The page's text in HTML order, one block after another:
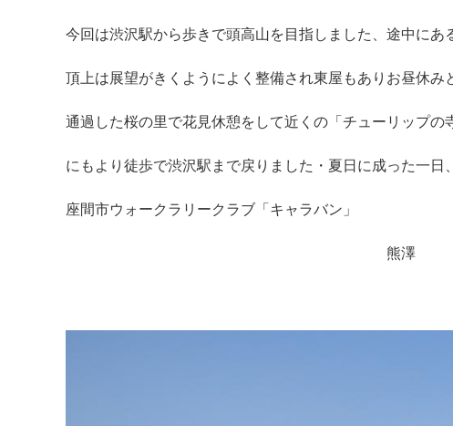
今回は渋沢駅から歩きで頭高山を目指しました、途中に
頂上は展望がきくようによく整備され東屋もありお昼休み
通過した桜の里で花見休憩をして近くの「チューリップ
にもより徒歩で渋沢駅まで戻りました・夏日に成った一日
座間市ウォークラリークラブ「キャラバン」
熊澤